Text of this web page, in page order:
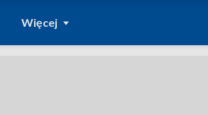
Więcej